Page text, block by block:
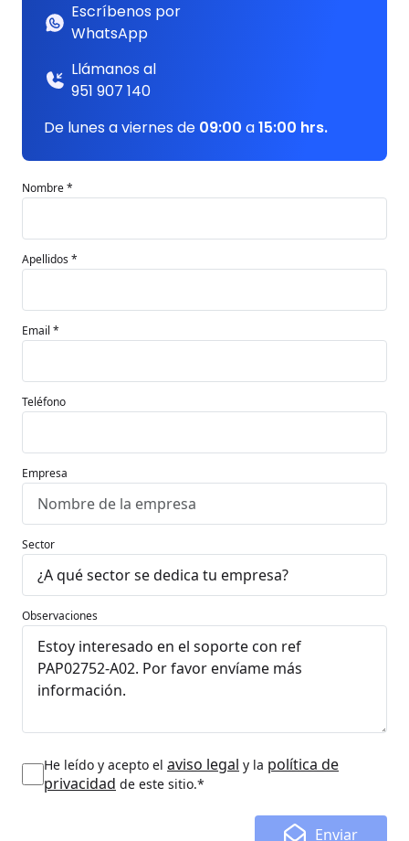
Escríbenos por
WhatsApp
Llámanos al
951 907 140
De lunes a viernes de 09:00 a15:00 hrs.
Nombre *
Apellidos *
Email *
Teléfono
Empresa
Sector
Observaciones
He leído y acepto el aviso legal y la política de
privacidad de este sitio.*
Enviar